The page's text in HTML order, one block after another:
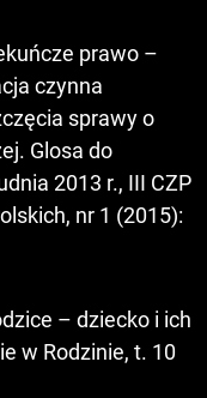
prawo –
czynna
sprawy o
Glosa do
2013 r., III CZP
nr 1 (2015):
– dziecko i ich
w Rodzinie, t. 10